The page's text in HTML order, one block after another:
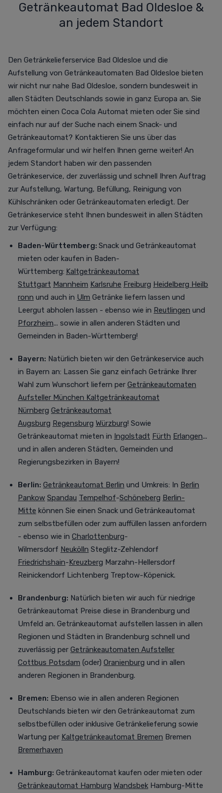
Getränkeautomat Bad Oldesloe &
an jedem Standort
Den Getränkelieferservice Bad Oldesloe und die
Aufstellung von Getränkeautomaten Bad Oldesloe bieten
wir nicht nur nahe Bad Oldesloe, sondern bundesweit in
allen Städten Deutschlands sowie in ganz Europa an. Sie
möchten einen Coca Cola Automat mieten oder Sie sind
einfach nur auf der Suche nach einem Snack- und
Getränkeautomat? Kontaktieren Sie uns über das
Anfrageformular und wir helfen Ihnen gerne weiter! An
jedem Standort haben wir den passenden
Getränkeservice, der zuverlässig und schnell Ihren Auftrag
zur Aufstellung, Wartung, Befüllung, Reinigung von
Kühlschränken oder Getränkeautomaten erledigt. Der
Getränkeservice steht Ihnen bundesweit in allen Städten
zur Verfügung:
Baden-Württemberg: Snack und Getränkeautomat
mieten oder kaufen in Baden-
Württemberg: Kaltgetränkeautomat
Stuttgart Mannheim Karlsruhe Freiburg Heidelberg Heilb
ronn und auch in Ulm Getränke liefern lassen und
Leergut abholen lassen - ebenso wie in Reutlingen und
Pforzheim... sowie in allen anderen Städten und
Gemeinden in Baden-Württemberg!
Bayern: Natürlich bieten wir den Getränkeservice auch
in Bayern an: Lassen Sie ganz einfach Getränke Ihrer
Wahl zum Wunschort liefern per Getränkeautomaten
Aufsteller München Kaltgetränkeautomat
Nürnberg Getränkeautomat
Augsburg Regensburg Würzburg! Sowie
Getränkeautomat mieten in Ingolstadt Fürth Erlangen...
und in allen anderen Städten, Gemeinden und
Regierungsbezirken in Bayern!
Berlin: Getränkeautomat Berlin und Umkreis: In Berlin
Pankow Spandau Tempelhof-Schöneberg Berlin-
Mitte können Sie einen Snack und Getränkeautomat
zum selbstbefüllen oder zum auffüllen lassen anfordern
- ebenso wie in Charlottenburg-
Wilmersdorf Neukölln Steglitz-Zehlendorf
Friedrichshain-Kreuzberg Marzahn-Hellersdorf
Reinickendorf Lichtenberg Treptow-Köpenick.
Brandenburg: Natürlich bieten wir auch für niedrige
Getränkeautomat Preise diese in Brandenburg und
Umfeld an. Getränkeautomat aufstellen lassen in allen
Regionen und Städten in Brandenburg schnell und
zuverlässig per Getränkeautomaten Aufsteller
Cottbus Potsdam (oder) Oranienburg und in allen
anderen Regionen in Brandenburg.
Bremen: Ebenso wie in allen anderen Regionen
Deutschlands bieten wir den Getränkeautomat zum
selbstbefüllen oder inklusive Getränkelieferung sowie
Wartung per Kaltgetränkeautomat Bremen Bremen
Bremerhaven
Hamburg: Getränkeautomat kaufen oder mieten oder
Getränkeautomat Hamburg Wandsbek Hamburg-Mitte